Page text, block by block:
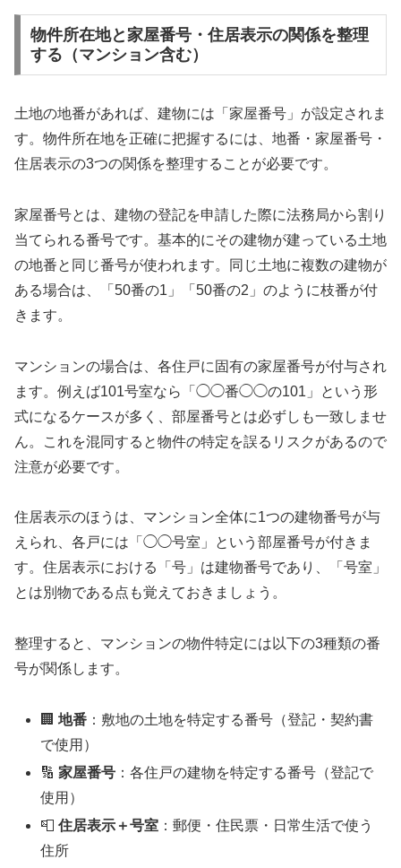
物件所在地と家屋番号・住居表示の関係を整理
する（マンション含む）
土地の地番があれば、建物には「家屋番号」が設定されま
す。物件所在地を正確に把握するには、地番・家屋番号・
住居表示の3つの関係を整理することが必要です。
家屋番号とは、建物の登記を申請した際に法務局から割り
当てられる番号です。基本的にその建物が建っている土地
の地番と同じ番号が使われます。同じ土地に複数の建物が
ある場合は、「50番の1」「50番の2」のように枝番が付
きます。
マンションの場合は、各住戸に固有の家屋番号が付与され
ます。例えば101号室なら「◯◯番◯◯の101」という形
式になるケースが多く、部屋番号とは必ずしも一致しませ
ん。これを混同すると物件の特定を誤るリスクがあるので
注意が必要です。
住居表示のほうは、マンション全体に1つの建物番号が与
えられ、各戸には「◯◯号室」という部屋番号が付きま
す。住居表示における「号」は建物番号であり、「号室」
とは別物である点も覚えておきましょう。
整理すると、マンションの物件特定には以下の3種類の番
号が関係します。
🏢地番 ：敷地の土地を特定する番号（登記・契約書
で使用）
🔢家屋番号 ：各住戸の建物を特定する番号（登記で
使用）
📮住居表示＋号室 ：郵便・住民票・日常生活で使う
住所